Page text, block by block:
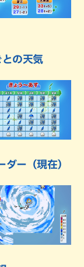
の天気
ダー（現在）